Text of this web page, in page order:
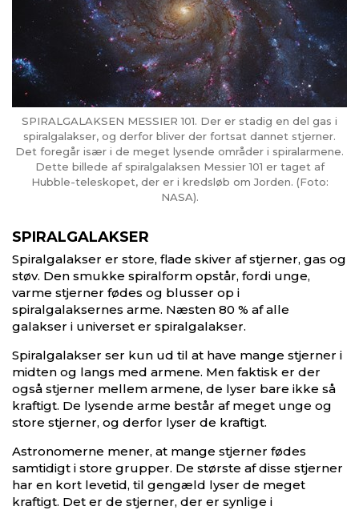
SPIRALGALAKSEN MESSIER 101. Der er stadig en del gas i
spiralgalakser, og derfor bliver der fortsat dannet stjerner.
Det foregår især i de meget lysende områder i spiralarmene.
Dette billede af spiralgalaksen Messier 101 er taget af
Hubble-teleskopet, der er i kredsløb om Jorden. (Foto:
NASA).
SPIRALGALAKSER
Spiralgalakser er store, flade skiver af stjerner, gas og
støv. Den smukke spiralform opstår, fordi unge,
varme stjerner fødes og blusser op i
spiralgalaksernes arme. Næsten 80 % af alle
galakser i universet er spiralgalakser.
Spiralgalakser ser kun ud til at have mange stjerner i
midten og langs med armene. Men faktisk er der
også stjerner mellem armene, de lyser bare ikke så
kraftigt. De lysende arme består af meget unge og
store stjerner, og derfor lyser de kraftigt.
Astronomerne mener, at mange stjerner fødes
samtidigt i store grupper. De største af disse stjerner
har en kort levetid, til gengæld lyser de meget
kraftigt. Det er de stjerner, der er synlige i